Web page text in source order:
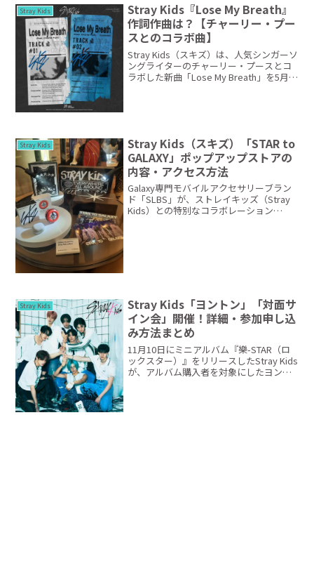
Stray Kids
Stray Kids『Lose My Breath』
作詞作曲は？【チャーリー・プー
スとのコラボ曲】
Stray Kids（スキズ）は、人気シンガーソ
ングライターのチャーリー・プースとコ
ラボした新曲「Lose My Breath」を5月
Stray Kids
Stray Kids（スキズ）「STAR to
GALAXY」ポップアップストアの
内容・アクセス方法
Galaxy専門モバイルアクセサリーブラン
ド「SLBS」が、ストレイキッズ（Stray
Kids）との特別なコラボレーション
Stray Kids
Stray Kids「ヨントン」「対面サ
イン会」開催！詳細・参加申し込
み方法まとめ
11月10日にミニアルバム『樂-STAR（ロ
ックスター）』をリリースしたStray Kids
が、アルバム購入者を対象にしたヨント